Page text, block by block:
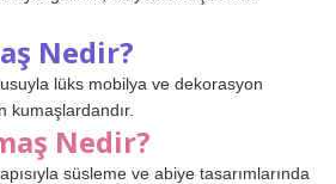
Nedir?
lüks mobilya ve dekorasyon
kumaşlardandır.
Nedir?
süsleme ve abiye tasarımlarında